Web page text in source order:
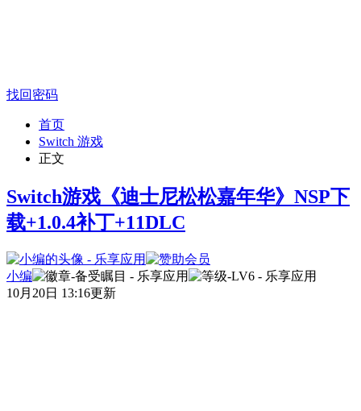
找回密码
首页
Switch 游戏
正文
Switch游戏《迪士尼松松嘉年华》NSP下
载+1.0.4补丁+11DLC
小编
10月20日 13:16更新